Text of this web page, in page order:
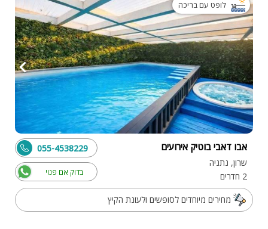
לופט עם בריכה
אבו דאבי בוטיק אירועים
שרון, נתניה
2 חדרים
בדוק אם פנוי
055-4538229
מחירים מיוחדים לסופשים ולעונת הקיץ